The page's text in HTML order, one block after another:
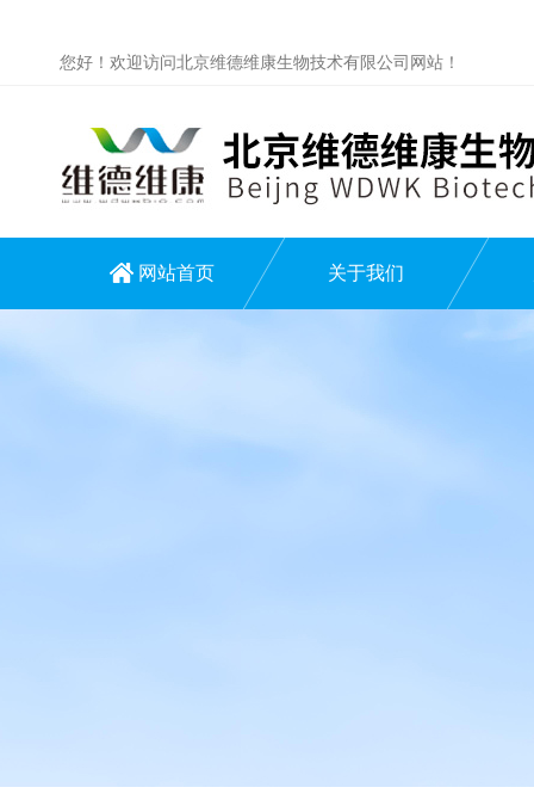
您好！欢迎访问北京维德维康生物技术有限公司网站！
网站首页 关于我们